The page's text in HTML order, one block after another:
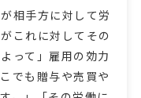
相手方に対して労
これに対してその
って」雇用の効力
でも贈与や売買や